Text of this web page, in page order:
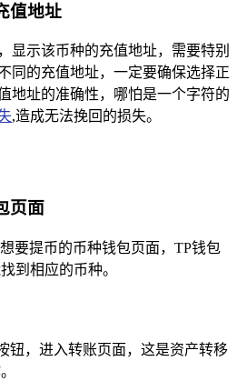
值地址
显示该币种的充值地址，需要特别
同的充值地址，一定要确保选择正
地址的准确性，哪怕是一个字符的
,造成无法挽回的损失。
页面
要提币的币种钱包页面，TP钱包
到相应的币种。
钮，进入转账页面，这是资产转移